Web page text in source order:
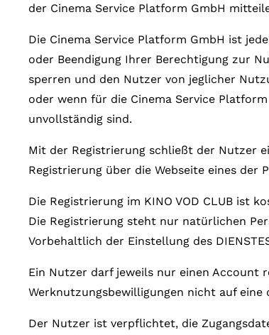
der Cinema Service Platform GmbH
Die Cinema Service Platform GmbH ist
oder Beendigung Ihrer Berechtigung zur
sperren und den Nutzer von jeglicher
oder wenn für die Cinema Service
unvollständig sind.
Mit der Registrierung schließt der Nutzer
Registrierung über die Webseite eines der
Die Registrierung im KINO VOD CLUB ist
Die Registrierung steht nur natürlichen
Vorbehaltlich der Einstellung des
Ein Nutzer darf jeweils nur einen Account
Werknutzungsbewilligungen nicht auf eine
Der Nutzer ist verpflichtet, die